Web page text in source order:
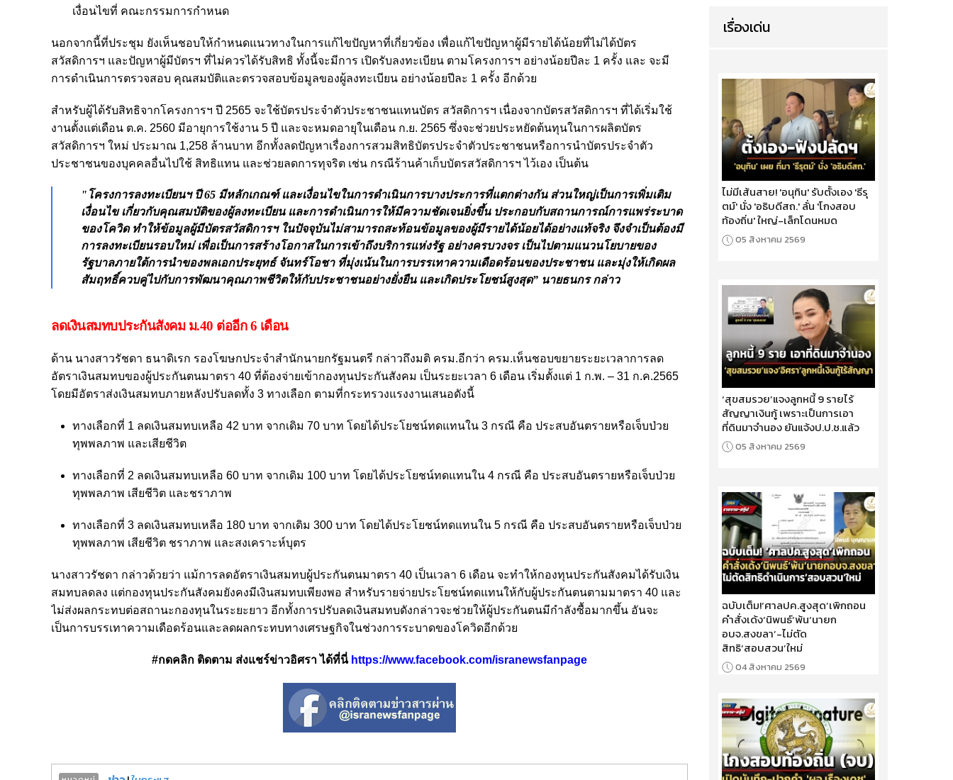
เงื่อนไขที่ คณะกรรมการกำหนด
นอกจากนี้ที่ประชุม ยังเห็นชอบให้กำหนดแนวทางในการแก้ไขปัญหาที่เกี่ยวข้อง เพื่อแก้ไขปัญหาผู้มีรายได้น้อยที่ไม่ได้บัตร
สวัสดิการฯ และปัญหาผู้มีบัตรฯ ที่ไม่ควรได้รับสิทธิ ทั้งนี้จะมีการ เปิดรับลงทะเบียน ตามโครงการฯ อย่างน้อยปีละ 1 ครั้ง และ จะมี
การดำเนินการตรวจสอบ คุณสมบัติและตรวจสอบข้อมูลของผู้ลงทะเบียน อย่างน้อยปีละ 1 ครั้ง อีกด้วย
สำหรับผู้ได้รับสิทธิจากโครงการฯ ปี 2565 จะใช้บัตรประจำตัวประชาชนแทนบัตร สวัสดิการฯ เนื่องจากบัตรสวัสดิการฯ ที่ได้เริ่มใช้
งานตั้งแต่เดือน ต.ค. 2560 มีอายุการใช้งาน 5 ปี และจะหมดอายุในเดือน ก.ย. 2565 ซึ่งจะช่วยประหยัดต้นทุนในการผลิตบัตร
สวัสดิการฯ ใหม่ ประมาณ 1,258 ล้านบาท อีกทั้งลดปัญหาเรื่องการสวมสิทธิบัตรประจำตัวประชาชนหรือการนำบัตรประจำตัว
ประชาชนของบุคคลอื่นไปใช้ สิทธิแทน และช่วยลดการทุจริต เช่น กรณีร้านค้าเก็บบัตรสวัสดิการฯ ไว้เอง เป็นต้น
"โครงการลงทะเบียนฯ ปี 65 มีหลักเกณฑ์ และเงื่อนไขในการดำเนินการบางประการที่แตกต่างกัน ส่วนใหญ่เป็นการเพิ่มเติม
เงื่อนไข เกี่ยวกับคุณสมบัติของผู้ลงทะเบียน และการดำเนินการให้มีความชัดเจนยิ่งขึ้น ประกอบกับสถานการณ์การแพร่ระบาด
ของโควิด ทำให้ข้อมูลผู้มีบัตรสวัสดิการฯ ในปัจจุบันไม่สามารถสะท้อนข้อมูลของผู้มีรายได้น้อยได้อย่างแท้จริง จึงจำเป็นต้องมี
การลงทะเบียนรอบใหม่ เพื่อเป็นการสร้างโอกาสในการเข้าถึงบริการแห่งรัฐ อย่างครบวงจร เป็นไปตามแนวนโยบายของ
รัฐบาลภายใต้การนำของพลเอกประยุทธ์ จันทร์โอชา ที่มุ่งเน้นในการบรรเทาความเดือดร้อนของประชาชน และมุ่งให้เกิดผล
สัมฤทธิ์ควบคู่ไปกับการพัฒนาคุณภาพชีวิตให้กับประชาชนอย่างยั่งยืน และเกิดประโยชน์สูงสุด” นายธนกร กล่าว
ลดเงินสมทบประกันสังคม ม.40 ต่ออีก 6 เดือน
ด้าน นางสาวรัชดา ธนาดิเรก รองโฆษกประจำสำนักนายกรัฐมนตรี กล่าวถึงมติ ครม.อีกว่า ครม.เห็นชอบขยายระยะเวลาการลด
อัตราเงินสมทบของผู้ประกันตนมาตรา 40 ที่ต้องจ่ายเข้ากองทุนประกันสังคม เป็นระยะเวลา 6 เดือน เริ่มตั้งแต่ 1 ก.พ. – 31 ก.ค.2565
โดยมีอัตราส่งเงินสมทบภายหลังปรับลดทั้ง 3 ทางเลือก ตามที่กระทรวงแรงงานเสนอดังนี้
ทางเลือกที่ 1 ลดเงินสมทบเหลือ 42 บาท จากเดิม 70 บาท โดยได้ประโยชน์ทดแทนใน 3 กรณี คือ ประสบอันตรายหรือเจ็บป่วย
ทุพพลภาพ และเสียชีวิต
ทางเลือกที่ 2 ลดเงินสมทบเหลือ 60 บาท จากเดิม 100 บาท โดยได้ประโยชน์ทดแทนใน 4 กรณี คือ ประสบอันตรายหรือเจ็บป่วย
ทุพพลภาพ เสียชีวิต และชราภาพ
ทางเลือกที่ 3 ลดเงินสมทบเหลือ 180 บาท จากเดิม 300 บาท โดยได้ประโยชน์ทดแทนใน 5 กรณี คือ ประสบอันตรายหรือเจ็บป่วย
ทุพพลภาพ เสียชีวิต ชราภาพ และสงเคราะห์บุตร
นางสาวรัชดา กล่าวด้วยว่า แม้การลดอัตราเงินสมทบผู้ประกันตนมาตรา 40 เป็นเวลา 6 เดือน จะทำให้กองทุนประกันสังคมได้รับเงิน
สมทบลดลง แต่กองทุนประกันสังคมยังคงมีเงินสมทบเพียงพอ สำหรับรายจ่ายประโยชน์ทดแทนให้กับผู้ประกันตนตามมาตรา 40 และ
ไม่ส่งผลกระทบต่อสถานะกองทุนในระยะยาว อีกทั้งการปรับลดเงินสมทบดังกล่าวจะช่วยให้ผู้ประกันตนมีกำลังซื้อมากขึ้น อันจะ
เป็นการบรรเทาความเดือดร้อนและลดผลกระทบทางเศรษฐกิจในช่วงการระบาดของโควิดอีกด้วย
#กดคลิก ติดตาม ส่งแชร์ข่าวอิศรา ได้ที่นี่ https://www.facebook.com/isranewsfanpage
เรื่องเด่น
ไม่มีเส้นสาย! 'อนุทิน' รับตั้งเอง 'ธีรุ
ตม์' นั่ง 'อธิบดีสถ.' ลั่น 'โกงสอบ
ท้องถิ่น' ใหญ่-เล็กโดนหมด
05 สิงหาคม 2569
‘สุขสมรวย’แจงลูกหนี้ 9 รายไร้
สัญญาเงินกู้ เพราะเป็นการเอา
ที่ดินมาจำนอง ยันแจ้งป.ป.ช.แล้ว
05 สิงหาคม 2569
ฉบับเต็ม!‘ศาลปค.สูงสุด’เพิกถอน
คำสั่งเด้ง‘นิพนธ์’พ้น‘นายก
อบจ.สงขลา’-ไม่ตัด
สิทธิ‘สอบสวน’ใหม่
04 สิงหาคม 2569